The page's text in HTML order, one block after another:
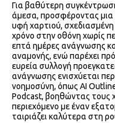
Για βαθύτερη
άμεσα, προσφέροντας μια
υφή χαρτιού,
χρόνο στην οθόνη χωρίς
επτά ημέρες ανάγνωσης
αναμονής, ενώ παρέχει
ευρεία συλλογή
ανάγνωσης ενισχύεται
νοημοσύνη, όπως AI
Podcast, βοηθώντας τους
περιεχόμενο με έναν
ταιριάζει καλύτερα στη